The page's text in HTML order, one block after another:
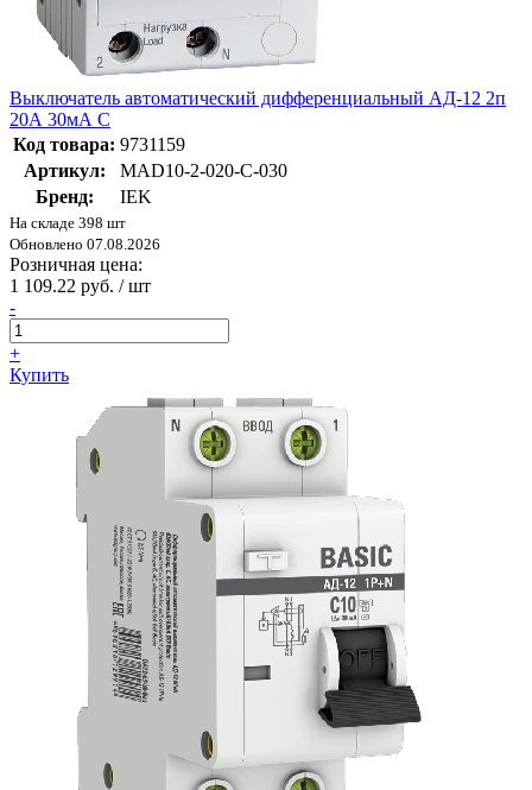
Выключатель автоматический дифференциальный АД-12 2п
20А 30мА С
Код товара: 9731159
Артикул:
MAD10-2-020-C-030
Бренд:
IEK
На складе 398 шт
Обновлено 07.08.2026
Розничная цена:
1 109.22 руб. / шт
-
+
Купить